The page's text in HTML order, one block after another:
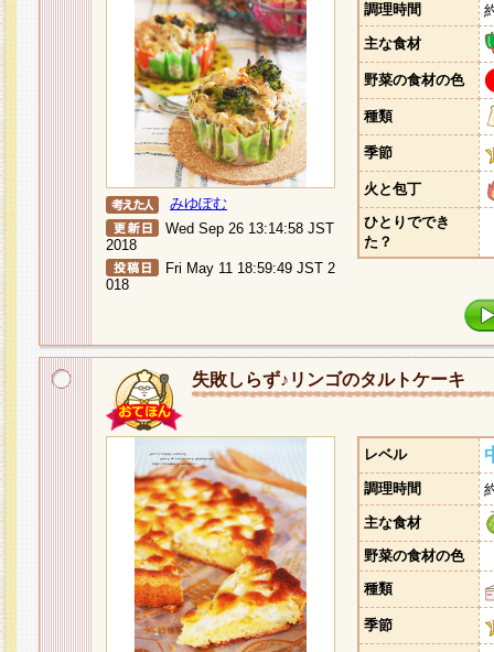
みゆぽむ
Wed Sep 26 13:14:58 JST
2018
Fri May 11 18:59:49 JST 2
018
調理時間
主な食材
野菜の食材の色
種類
季節
火と包丁
ひとりででき
た？
失敗しらず♪リンゴのタルトケーキ
レベル
調理時間
主な食材
野菜の食材の色
種類
季節